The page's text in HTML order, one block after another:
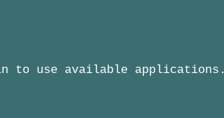
to use available applications.